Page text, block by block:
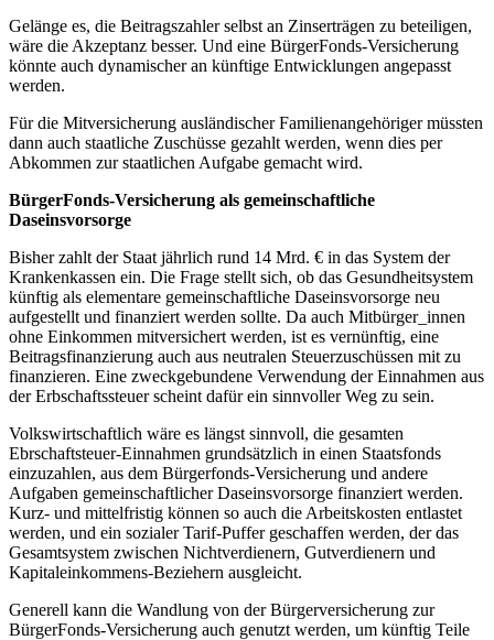
Gelänge es, die Beitragszahler selbst an Zinserträgen zu beteiligen,
wäre die Akzeptanz besser. Und eine BürgerFonds-Versicherung
könnte auch dynamischer an künftige Entwicklungen angepasst
werden.
Für die Mitversicherung ausländischer Familienangehöriger müssten
dann auch staatliche Zuschüsse gezahlt werden, wenn dies per
Abkommen zur staatlichen Aufgabe gemacht wird.
BürgerFonds-Versicherung als gemeinschaftliche
Daseinsvorsorge
Bisher zahlt der Staat jährlich rund 14 Mrd. € in das System der
Krankenkassen ein. Die Frage stellt sich, ob das Gesundheitsystem
künftig als elementare gemeinschaftliche Daseinsvorsorge neu
aufgestellt und finanziert werden sollte. Da auch Mitbürger_innen
ohne Einkommen mitversichert werden, ist es vernünftig, eine
Beitragsfinanzierung auch aus neutralen Steuerzuschüssen mit zu
finanzieren. Eine zweckgebundene Verwendung der Einnahmen aus
der Erbschaftssteuer scheint dafür ein sinnvoller Weg zu sein.
Volkswirtschaftlich wäre es längst sinnvoll, die gesamten
Ebrschaftsteuer-Einnahmen grundsätzlich in einen Staatsfonds
einzuzahlen, aus dem Bürgerfonds-Versicherung und andere
Aufgaben gemeinschaftlicher Daseinsvorsorge finanziert werden.
Kurz- und mittelfristig können so auch die Arbeitskosten entlastet
werden, und ein sozialer Tarif-Puffer geschaffen werden, der das
Gesamtsystem zwischen Nichtverdienern, Gutverdienern und
Kapitaleinkommens-Beziehern ausgleicht.
Generell kann die Wandlung von der Bürgerversicherung zur
BürgerFonds-Versicherung auch genutzt werden, um künftig Teile